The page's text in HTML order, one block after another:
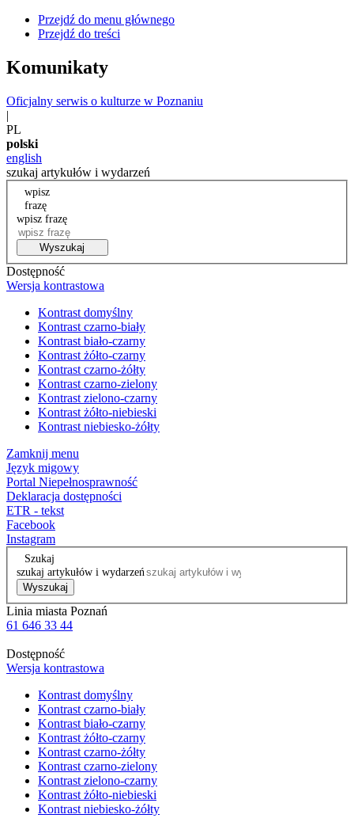
Przejdź do menu głównego
Przejdź do treści
Komunikaty
Oficjalny serwis o kulturze w Poznaniu
|
PL
polski
english
szukaj artykułów i wydarzeń
wpisz
frazę
wpisz frazę
Wyszukaj
Dostępność
Wersja kontrastowa
Kontrast domyślny
Kontrast czarno-biały
Kontrast biało-czarny
Kontrast żółto-czarny
Kontrast czarno-żółty
Kontrast czarno-zielony
Kontrast zielono-czarny
Kontrast żółto-niebieski
Kontrast niebiesko-żółty
Zamknij menu
Język migowy
Portal Niepełnosprawność
Deklaracja dostępności
ETR - tekst
Facebook
Instagram
Szukaj
szukaj artykułów i wydarzeń
Wyszukaj
Linia miasta Poznań
61 646 33 44
Dostępność
Wersja kontrastowa
Kontrast domyślny
Kontrast czarno-biały
Kontrast biało-czarny
Kontrast żółto-czarny
Kontrast czarno-żółty
Kontrast czarno-zielony
Kontrast zielono-czarny
Kontrast żółto-niebieski
Kontrast niebiesko-żółty